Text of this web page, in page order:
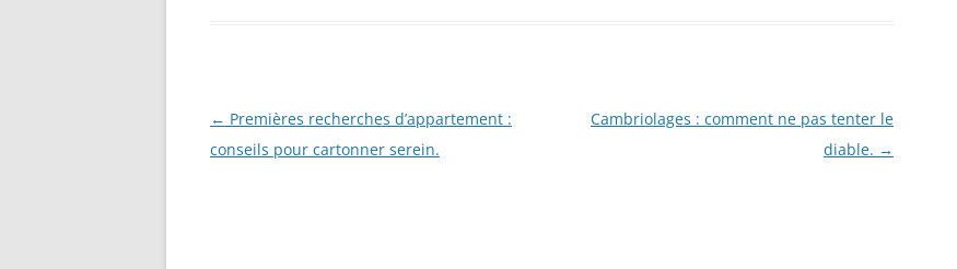
Navigation
des
← Premières recherches d’appartement :
conseils pour cartonner serein.
Cambriolages : comment ne pas tenter le
diable. →